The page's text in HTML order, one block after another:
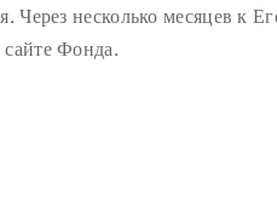
Через несколько месяцев к
сайте Фонда.